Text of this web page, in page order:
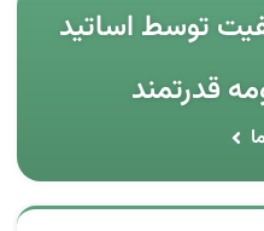
توسط اساتید
قدرتمند